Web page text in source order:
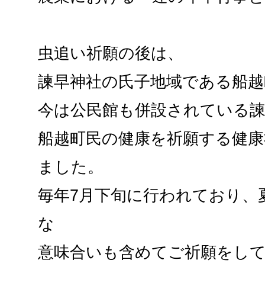
虫追い祈願の後は、
諫早神社の氏子地域である船
今は公民館も併設されている
船越町民の健康を祈願する健
ました。
毎年7月下旬に行われており、
な
意味合いも含めてご祈願をし